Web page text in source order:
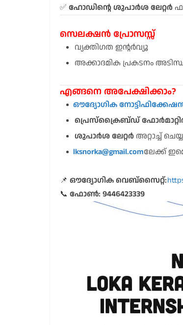
✅ ഹോഡിൻ്റെ ശുപാർശ ലേറ്റർ
സെലക്ഷൻ പ്രോസസ്സ്
വ്യക്തിഗത ഇൻ്റർവ്യൂ
അക്കാദമിക പ്രകടനം
എങ്ങനെ അപേക്ഷിക്കാം?
ഔദ്യോഗിക
പ്രെസ്ക്രൈബ്ഡ്
ശുപാർശ ലേറ്റർ അറ്റാച്ച്
lksnorka@gmail.comലേക്ക്
📌 ഔദ്യോഗിക വെബ്സൈറ്റ്:
📞 ഫോൺ: 9446423339